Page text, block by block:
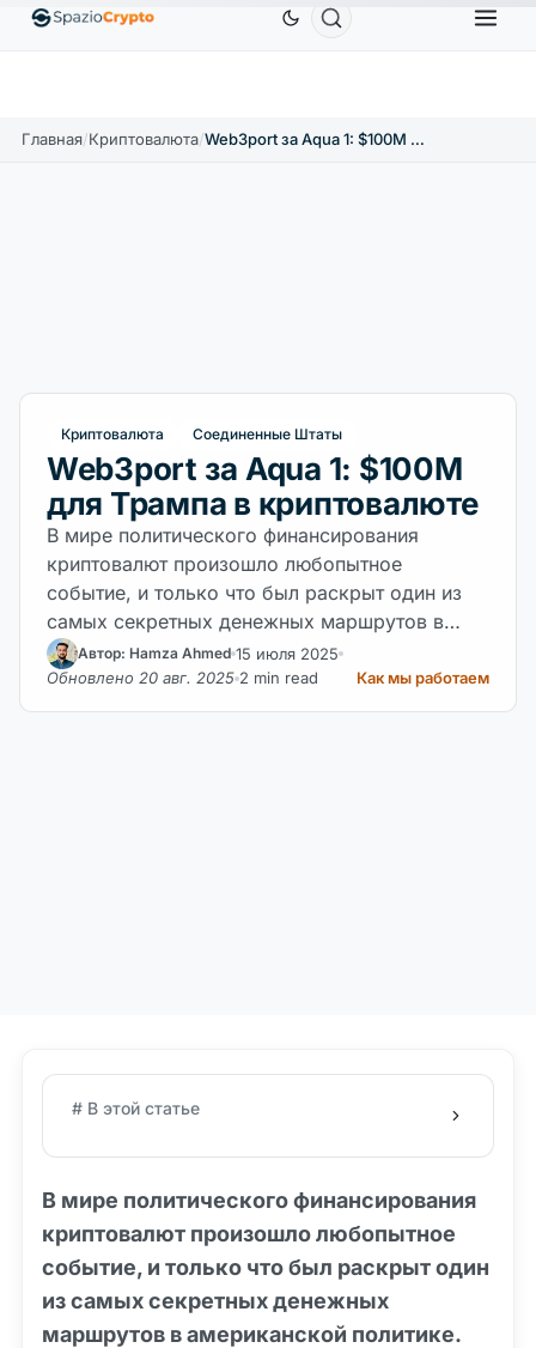
EthereumETH1 880,58 $ Tether USDT0,9991 $ BNBBNB
Главная/Криптовалюта/ Web3port за Aqua 1: $100M для Трампа в криптовалюте
Криптовалюта Соединенные Штаты
Web3port за Aqua 1: $100M
для Трампа в криптовалюте
В мире политического финансирования
криптовалют произошло любопытное
событие, и только что был раскрыт один из
самых секретных денежных маршрутов в
американской политике.
Автор: Hamza Ahmed 15 июля 2025
Обновлено 20 авг. 2025 2 min read Как мы работаем
# В этой статье
В мире политического финансирования
криптовалют произошло любопытное
событие, и только что был раскрыт один
из самых секретных денежных
маршрутов в американской политике.